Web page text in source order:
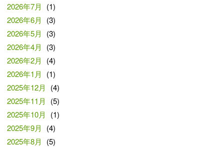
2026年7月
(1)
2026年6月
(3)
2026年5月
(3)
2026年4月
(3)
2026年2月
(4)
2026年1月
(1)
2025年12月
(4)
2025年11月
(5)
2025年10月
(1)
2025年9月
(4)
2025年8月
(5)